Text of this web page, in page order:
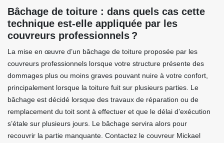
Bâchage de toiture : dans quels cas cette
technique est-elle appliquée par les
couvreurs professionnels ?
La mise en œuvre d’un bâchage de toiture proposée par les
couvreurs professionnels lorsque votre structure présente des
dommages plus ou moins graves pouvant nuire à votre confort,
principalement lorsque la toiture fuit sur plusieurs parties. Le
bâchage est décidé lorsque des travaux de réparation ou de
remplacement du toit sont à effectuer et que le délai d’exécution
s’étale sur plusieurs jours. Le bâchage servira alors pour
recouvrir la partie manquante. Contactez le couvreur Mickael